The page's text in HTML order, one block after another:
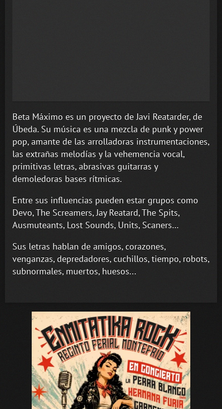
Beta Máximo es un proyecto de Javi Reatarder, de
Úbeda. Su música es una mezcla de punk y power
pop, amante de las arrolladoras instrumentaciones,
las extrañas melodías y la vehemencia vocal,
primitivas letras, abrasivas guitarras y
demoledoras bases rítmicas.
Entre sus influencias pueden estar grupos como
Devo, The Screamers, Jay Reatard, The Spits,
Ausmuteants, Lost Sounds, Units, Scaners…
Sus letras hablan de amigos, corazones,
venganzas, depredadores, cuchillos, tiempo, robots,
subnormales, muertos, huesos...